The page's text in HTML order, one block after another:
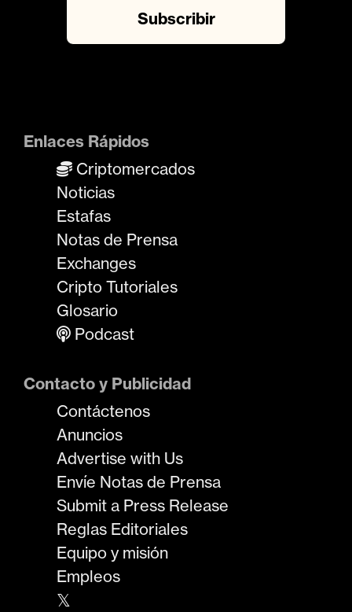
Enlaces Rápidos
Criptomercados
Noticias
Estafas
Notas de Prensa
Exchanges
Cripto Tutoriales
Glosario
Podcast
Contacto y Publicidad
Contáctenos
Anuncios
Advertise with Us
Envíe Notas de Prensa
Submit a Press Release
Reglas Editoriales
Equipo y misión
Empleos
𝕏